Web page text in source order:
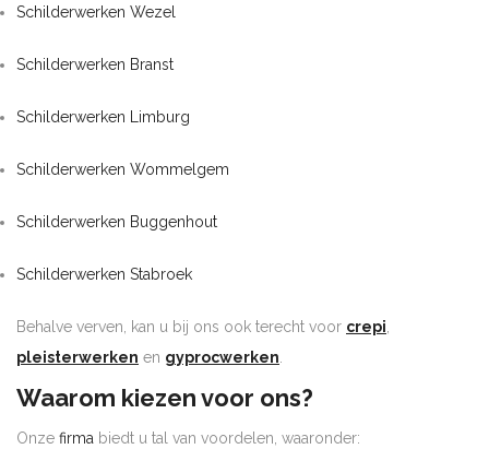
Schilderwerken Wezel
Schilderwerken Branst
Schilderwerken Limburg
Schilderwerken Wommelgem
Schilderwerken Buggenhout
Schilderwerken Stabroek
Behalve verven, kan u bij ons ook terecht voor crepi,
pleisterwerken en gyprocwerken.
Waarom kiezen voor ons?
Onze firma biedt u tal van voordelen, waaronder: